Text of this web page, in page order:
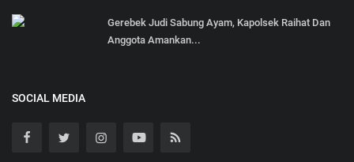
Gerebek Judi Sabung Ayam, Kapolsek Raihat Dan
Anggota Amankan...
SOCIAL MEDIA